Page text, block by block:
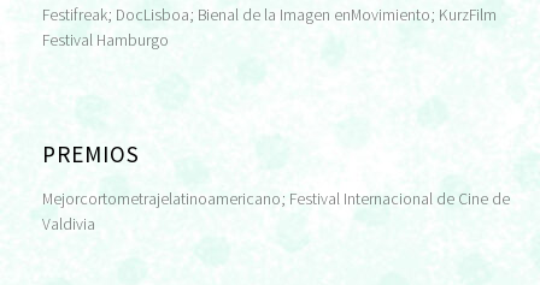
Festifreak; DocLisboa; Bienal de la Imagen enMovimiento; KurzFilm
Festival Hamburgo
PREMIOS
Mejorcortometrajelatinoamericano; Festival Internacional de Cine de
Valdivia